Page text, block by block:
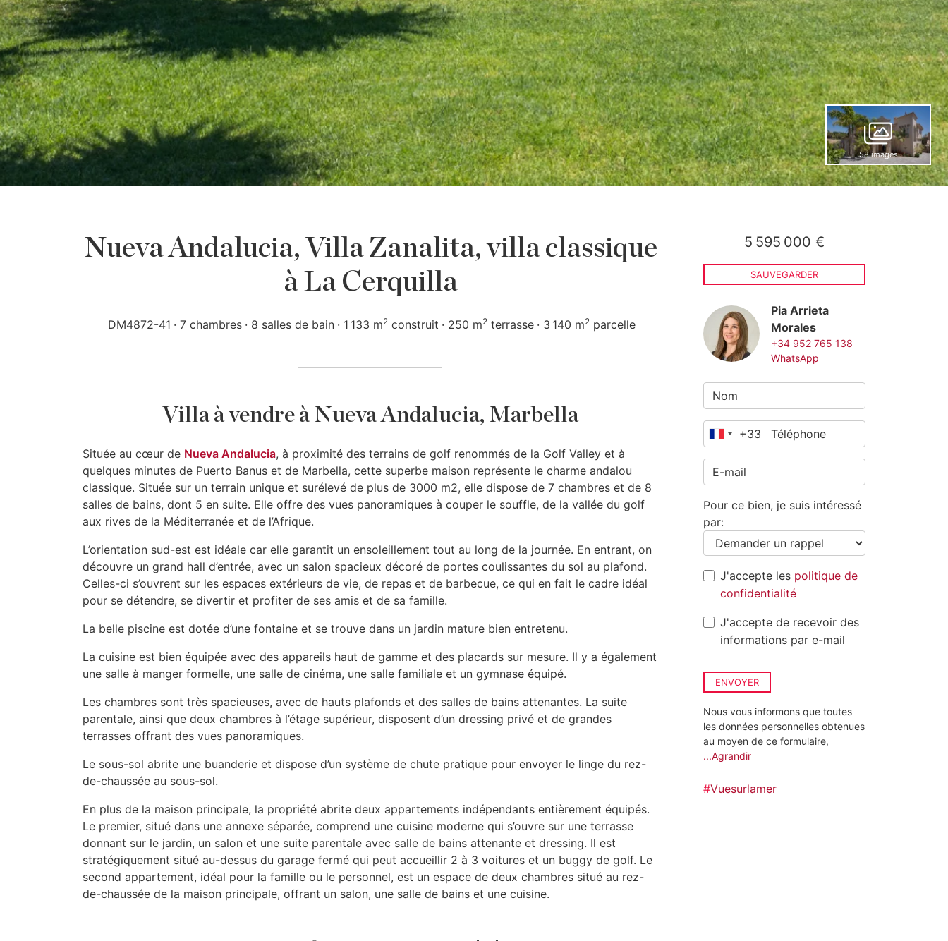
58 images
Nueva Andalucia, Villa Zanalita, villa classique
à La Cerquilla
DM4872-41 7 chambres 8 salles de bain 1 133 m2 construit 250 m2 terrasse 3 140 m2 parcelle
Villa à vendre à Nueva Andalucia, Marbella
Située au cœur de Nueva Andalucia, à proximité des terrains de golf renommés de la Golf Valley et à
quelques minutes de Puerto Banus et de Marbella, cette superbe maison représente le charme andalou
classique. Située sur un terrain unique et surélevé de plus de 3000 m2, elle dispose de 7 chambres et de 8
salles de bains, dont 5 en suite. Elle offre des vues panoramiques à couper le souffle, de la vallée du golf
aux rives de la Méditerranée et de l’Afrique.
L’orientation sud-est est idéale car elle garantit un ensoleillement tout au long de la journée. En entrant, on
découvre un grand hall d’entrée, avec un salon spacieux décoré de portes coulissantes du sol au plafond.
Celles-ci s’ouvrent sur les espaces extérieurs de vie, de repas et de barbecue, ce qui en fait le cadre idéal
pour se détendre, se divertir et profiter de ses amis et de sa famille.
La belle piscine est dotée d’une fontaine et se trouve dans un jardin mature bien entretenu.
La cuisine est bien équipée avec des appareils haut de gamme et des placards sur mesure. Il y a également
une salle à manger formelle, une salle de cinéma, une salle familiale et un gymnase équipé.
Les chambres sont très spacieuses, avec de hauts plafonds et des salles de bains attenantes. La suite
parentale, ainsi que deux chambres à l’étage supérieur, disposent d’un dressing privé et de grandes
terrasses offrant des vues panoramiques.
Le sous-sol abrite une buanderie et dispose d’un système de chute pratique pour envoyer le linge du rez-
de-chaussée au sous-sol.
En plus de la maison principale, la propriété abrite deux appartements indépendants entièrement équipés.
Le premier, situé dans une annexe séparée, comprend une cuisine moderne qui s’ouvre sur une terrasse
donnant sur le jardin, un salon et une suite parentale avec salle de bains attenante et dressing. Il est
stratégiquement situé au-dessus du garage fermé qui peut accueillir 2 à 3 voitures et un buggy de golf. Le
second appartement, idéal pour la famille ou le personnel, est un espace de deux chambres situé au rez-
de-chaussée de la maison principale, offrant un salon, une salle de bains et une cuisine.
5 595 000 €
SAUVEGARDER
Pia Arrieta
Morales
+34 952 765 138
WhatsApp
France
+33
Pour ce bien, je suis intéressé
par:
J'accepte les politique de
confidentialité
J'accepte de recevoir des
informations par e-mail
ENVOYER
Nous vous informons que toutes
les données personnelles obtenues
au moyen de ce formulaire,
...Agrandir
#Vuesurlamer